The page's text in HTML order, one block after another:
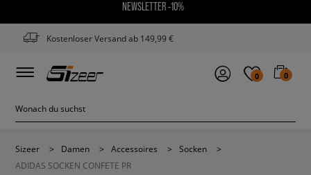
NEWSLETTER -10%
Kostenloser Versand ab 149,99 €
0 0
Sizeer > Damen > Accessoires > Socken
>
ADIDAS SOCKEN CONFETE PR